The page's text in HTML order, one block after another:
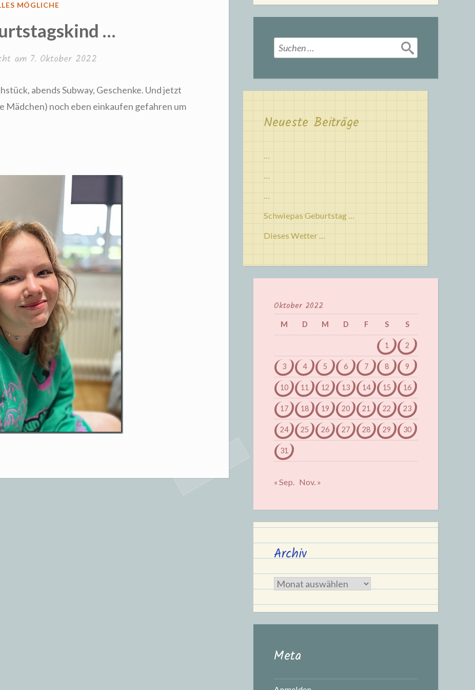
MÖGLICHE
…
am 7. Oktober 2022
abends Subway, Geschenke. Und jetzt
Mädchen) noch eben einkaufen gefahren um
Suchen
nach:
Neueste Beiträge
…
…
…
Schwiepas Geburtstag …
Dieses Wetter …
Oktober 2022
M D M D F S S
1 2
3 4 5 6 7 8 9
10 11 12 13 14 15 16
17 18 19 20 21 22 23
24 25 26 27 28 29 30
31
« Sep. Nov. »
Archiv
Archiv
Meta